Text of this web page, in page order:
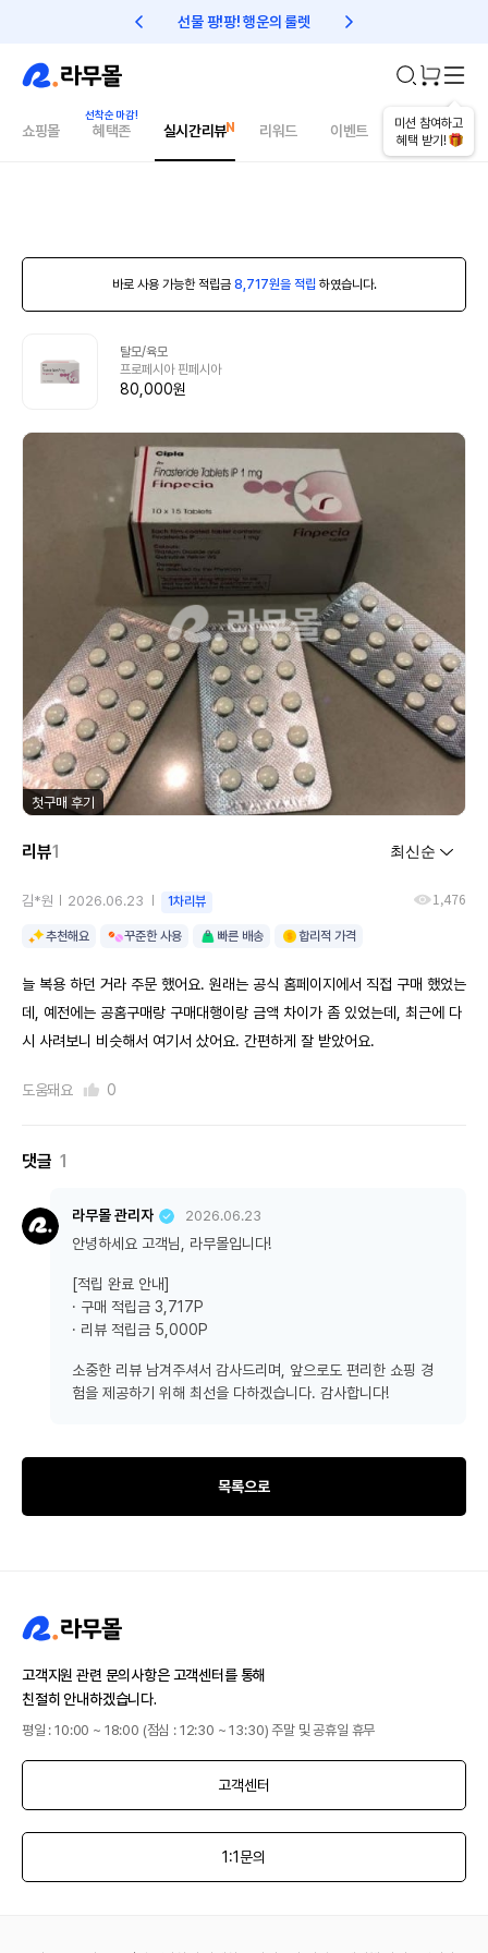
선물 팡!팡! 행운의 룰렛 친구초대 1만원 리워드!
미션 참여하고
혜택 받기!
쇼핑몰 혜택존 실시간리뷰 리워드 이벤트 건강매거진
바로 사용 가능한 적립금 8,717원을 적립 하였습니다.
탈모/육모
프로페시아 핀페시아
80,000원
첫구매 후기
리뷰1
김*원 2026.06.23 1차리뷰 1,476
추천해요 꾸준한 사용 빠른 배송 합리적 가격
늘 복용 하던 거라 주문 했어요. 원래는 공식 홈페이지에서 직접 구매 했었는
데, 예전에는 공홈구매랑 구매대행이랑 금액 차이가 좀 있었는데, 최근에 다
시 사려보니 비슷해서 여기서 샀어요. 간편하게 잘 받았어요.
도움돼요 0
댓글 1
라무몰 관리자 2026.06.23
안녕하세요 고객님, 라무몰입니다!
[적립 완료 안내]
· 구매 적립금 3,717P
· 리뷰 적립금 5,000P
소중한 리뷰 남겨주셔서 감사드리며, 앞으로도 편리한 쇼핑 경
험을 제공하기 위해 최선을 다하겠습니다. 감사합니다!
목록으로
고객지원 관련 문의사항은 고객센터를 통해
친절히 안내하겠습니다.
평일 : 10:00 ~ 18:00 (점심 : 12:30 ~ 13:30) 주말 및 공휴일 휴무
고객센터
1:1문의